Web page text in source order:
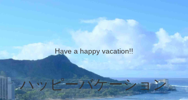
Have a happy vacation!!
ハッピーバケーション